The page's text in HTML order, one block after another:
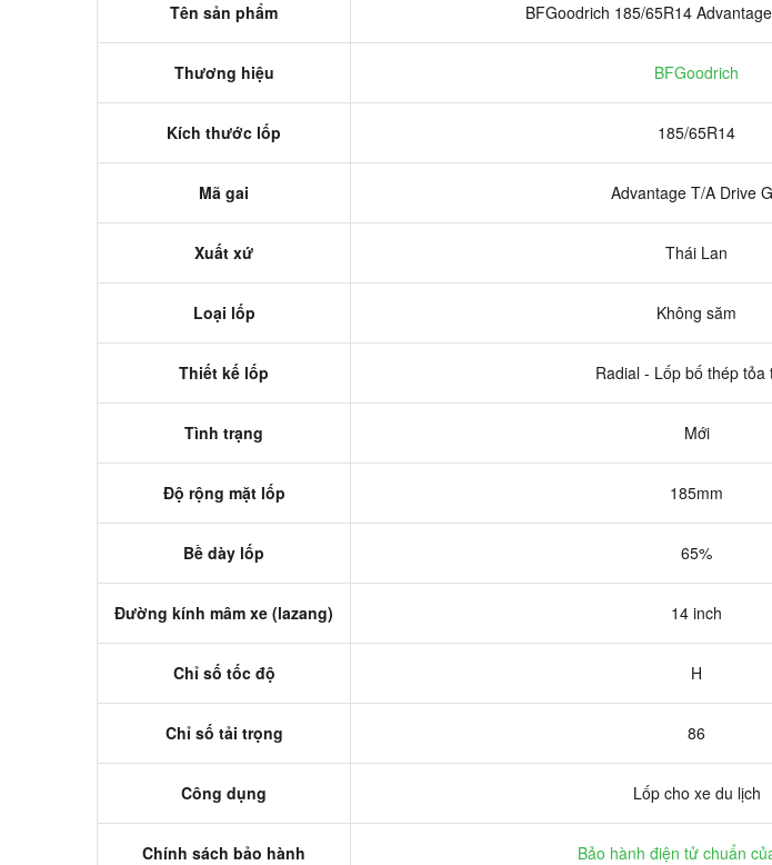
Tên sản phẩm BFGoodrich 185/65R14
Thương hiệu BFGoodrich
Kích thước lốp 185/65R14
Mã gai Advantage T/A Drive
Xuất xứ Thái Lan
Loại lốp Không săm
Thiết kế lốp Radial - Lốp bố thép tỏa
Tình trạng Mới
Độ rộng mặt lốp 185mm
Bề dày lốp 65%
Đường kính mâm xe (lazang) 14 inch
Chỉ số tốc độ H
Chỉ số tải trọng 86
Công dụng Lốp cho xe du lịch
Chính sách bảo hành Bảo hành điện tử chuẩn